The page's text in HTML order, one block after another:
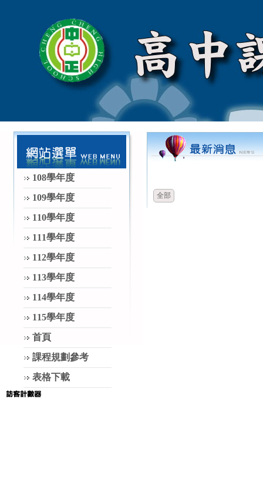
108學年度
109學年度
110學年度
111學年度
112學年度
113學年度
114學年度
115學年度
首頁
課程規劃參考
表格下載
全部